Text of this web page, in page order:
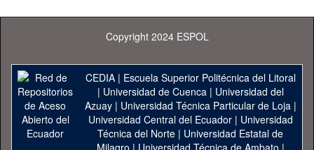
Copyright 2024 ESPOL
CEDIA| Escuela Superior Politécnica del Litoral
| Universidad de Cuenca| Universidad del
Azuay| Universidad Técnica Particular de Loja|
Universidad Central del Ecuador| Universidad
Técnica del Norte | Universidad Estatal de
Milagro | Universidad Técnica de Ambato |